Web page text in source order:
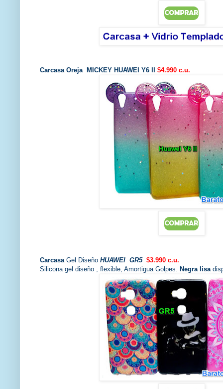
Carcasa Oreja MICKEY HUAWEI Y6 II $4.990 c.u.
Carcasa Gel Diseño HUAWEI GR5 $3.990 c.u.
Silicona gel diseño , flexible, Amortigua Golpes. Negra lisa